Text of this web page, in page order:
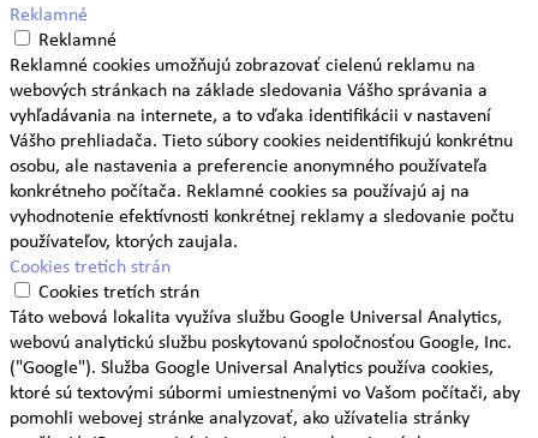
Reklamné
Reklamné
Reklamné cookies umožňujú zobrazovať cielenú reklamu na
webových stránkach na základe sledovania Vášho správania a
vyhľadávania na internete, a to vďaka identifikácii v nastavení
Vášho prehliadača. Tieto súbory cookies neidentifikujú konkrétnu
osobu, ale nastavenia a preferencie anonymného používateľa
konkrétneho počítača. Reklamné cookies sa používajú aj na
vyhodnotenie efektívnosti konkrétnej reklamy a sledovanie počtu
používateľov, ktorých zaujala.
Cookies tretích strán
Cookies tretích strán
Táto webová lokalita využíva službu Google Universal Analytics,
webovú analytickú službu poskytovanú spoločnosťou Google, Inc.
("Google"). Služba Google Universal Analytics používa cookies,
ktoré sú textovými súbormi umiestnenými vo Vašom počítači, aby
pomohli webovej stránke analyzovať, ako užívatelia stránky